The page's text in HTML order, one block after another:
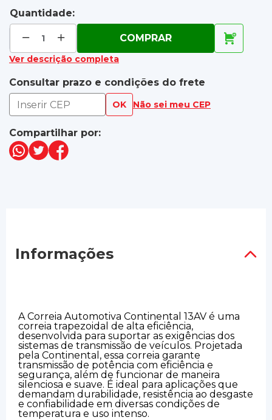
Quantidade:
COMPRAR
Ver descrição completa
Consultar prazo e condições do frete
OK Não sei meu CEP
Compartilhar por:
Informações
A Correia Automotiva Continental 13AV é uma
correia trapezoidal de alta eficiência,
desenvolvida para suportar as exigências dos
sistemas de transmissão de veículos. Projetada
pela Continental, essa correia garante
transmissão de potência com eficiência e
segurança, além de funcionar de maneira
silenciosa e suave. É ideal para aplicações que
demandam durabilidade, resistência ao desgaste
e confiabilidade em diversas condições de
temperatura e uso intenso.